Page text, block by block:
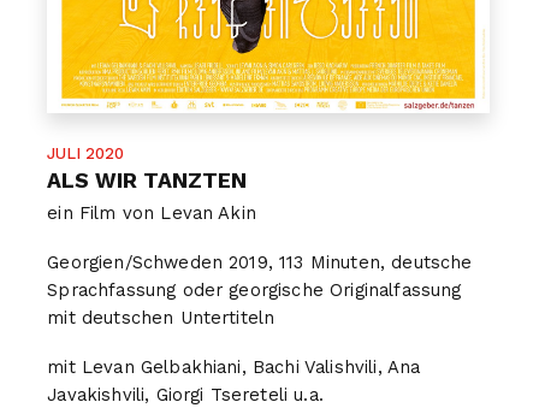
JULI 2020
ALS WIR TANZTEN
ein Film von Levan Akin
Georgien/Schweden 2019, 113 Minuten, deutsche
Sprachfassung oder georgische Originalfassung
mit deutschen Untertiteln
mit Levan Gelbakhiani, Bachi Valishvili, Ana
Javakishvili, Giorgi Tsereteli u.a.